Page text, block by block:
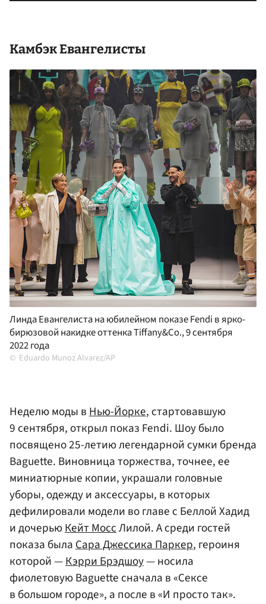
Камбэк Евангелисты
Линда Евангелиста на юбилейном показе Fendi в ярко-
бирюзовой накидке оттенка Tiffany&Co., 9 сентября
2022 года
Eduardo Munoz Alvarez/AP
Неделю моды вНью-Йорке, стартовавшую
9 сентября, открыл показ Fendi. Шоу было
посвящено 25-летию легендарной сумки бренда
Baguette. Виновница торжества, точнее, ее
миниатюрные копии, украшали головные
уборы, одежду и аксессуары, в которых
дефилировали модели во главе с Беллой Хадид
и дочерьюКейт МоссЛилой. А среди гостей
показа былаСара Джессика Паркер, героиня
которой —Кэрри Брэдшоу— носила
фиолетовую Baguette сначала в «Сексе
в большом городе», а после в «И просто так».